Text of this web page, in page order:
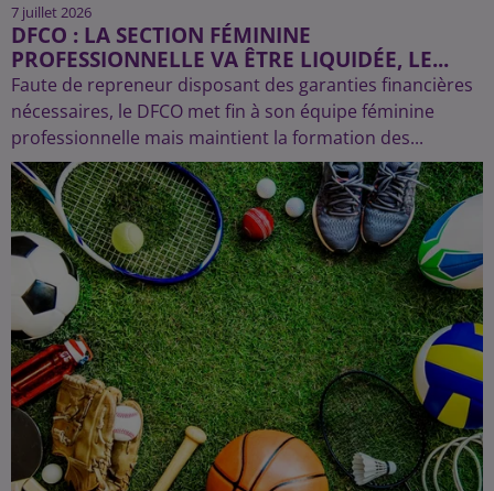
7 juillet 2026
DFCO : LA SECTION FÉMININE
PROFESSIONNELLE VA ÊTRE LIQUIDÉE, LE...
Faute de repreneur disposant des garanties financières
nécessaires, le DFCO met fin à son équipe féminine
professionnelle mais maintient la formation des...